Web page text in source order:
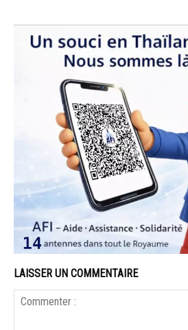
LAISSER UN COMMENTAIRE